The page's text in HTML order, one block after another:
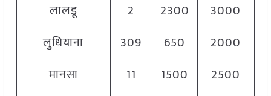
लालडू
2 2300 3000
लुधियाना
309 650 2000
मानसा
11 1500 2500